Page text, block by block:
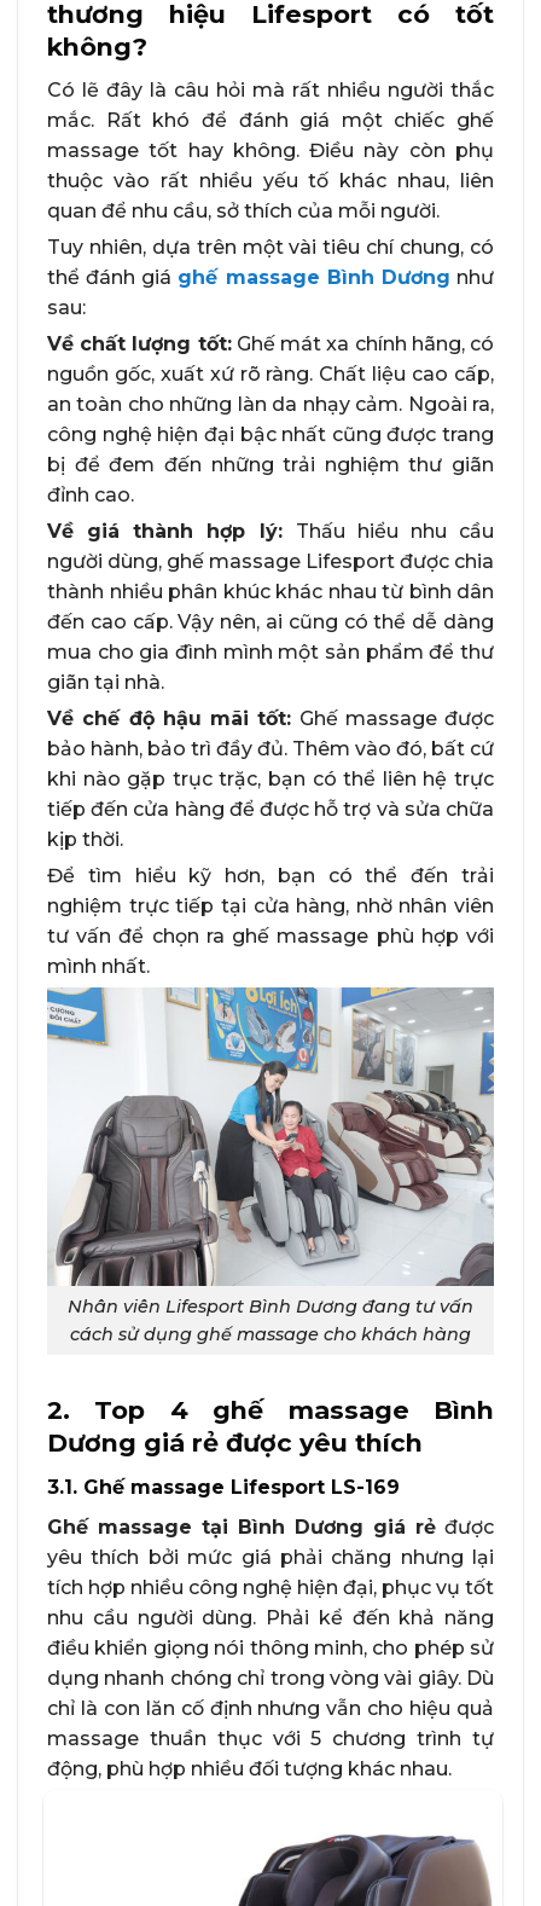
thương hiệu Lifesport có tốt
không?
Có lẽ đây là câu hỏi mà rất nhiều người thắc
mắc. Rất khó để đánh giá một chiếc ghế
massage tốt hay không. Điều này còn phụ
thuộc vào rất nhiều yếu tố khác nhau, liên
quan để nhu cầu, sở thích của mỗi người.
Tuy nhiên, dựa trên một vài tiêu chí chung, có
thể đánh giá ghế massage Bình Dương như
sau:
Về chất lượng tốt:Ghế mát xa chính hãng, có
nguồn gốc, xuất xứ rõ ràng. Chất liệu cao cấp,
an toàn cho những làn da nhạy cảm. Ngoài ra,
công nghệ hiện đại bậc nhất cũng được trang
bị để đem đến những trải nghiệm thư giãn
đỉnh cao.
Về giá thành hợp lý: Thấu hiểu nhu cầu
người dùng, ghế massage Lifesport được chia
thành nhiều phân khúc khác nhau từ bình dân
đến cao cấp. Vậy nên, ai cũng có thể dễ dàng
mua cho gia đình mình một sản phẩm để thư
giãn tại nhà.
Về chế độ hậu mãi tốt: Ghế massage được
bảo hành, bảo trì đầy đủ. Thêm vào đó, bất cứ
khi nào gặp trục trặc, bạn có thể liên hệ trực
tiếp đến cửa hàng để được hỗ trợ và sửa chữa
kịp thời.
Để tìm hiểu kỹ hơn, bạn có thể đến trải
nghiệm trực tiếp tại cửa hàng, nhờ nhân viên
tư vấn để chọn ra ghế massage phù hợp với
mình nhất.
Nhân viên Lifesport Bình Dương đang tư vấn
cách sử dụng ghế massage cho khách hàng
2. Top 4 ghế massage Bình
Dương giá rẻ được yêu thích
3.1. Ghế massage Lifesport LS-169
Ghế massage tại Bình Dương giá rẻ được
yêu thích bởi mức giá phải chăng nhưng lại
tích hợp nhiều công nghệ hiện đại, phục vụ tốt
nhu cầu người dùng. Phải kể đến khả năng
điều khiển giọng nói thông minh, cho phép sử
dụng nhanh chóng chỉ trong vòng vài giây. Dù
chỉ là con lăn cố định nhưng vẫn cho hiệu quả
massage thuần thục với 5 chương trình tự
động, phù hợp nhiều đối tượng khác nhau.